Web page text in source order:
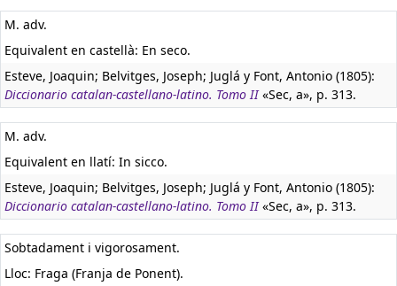
M. adv.
Equivalent en castellà: En seco.
Esteve, Joaquin; Belvitges, Joseph; Juglá y Font, Antonio (1805):
Diccionario catalan-castellano-latino. Tomo II«Sec, a», p. 313.
M. adv.
Equivalent en llatí: In sicco.
Esteve, Joaquin; Belvitges, Joseph; Juglá y Font, Antonio (1805):
Diccionario catalan-castellano-latino. Tomo II«Sec, a», p. 313.
Sobtadament i vigorosament.
Lloc: Fraga (Franja de Ponent).